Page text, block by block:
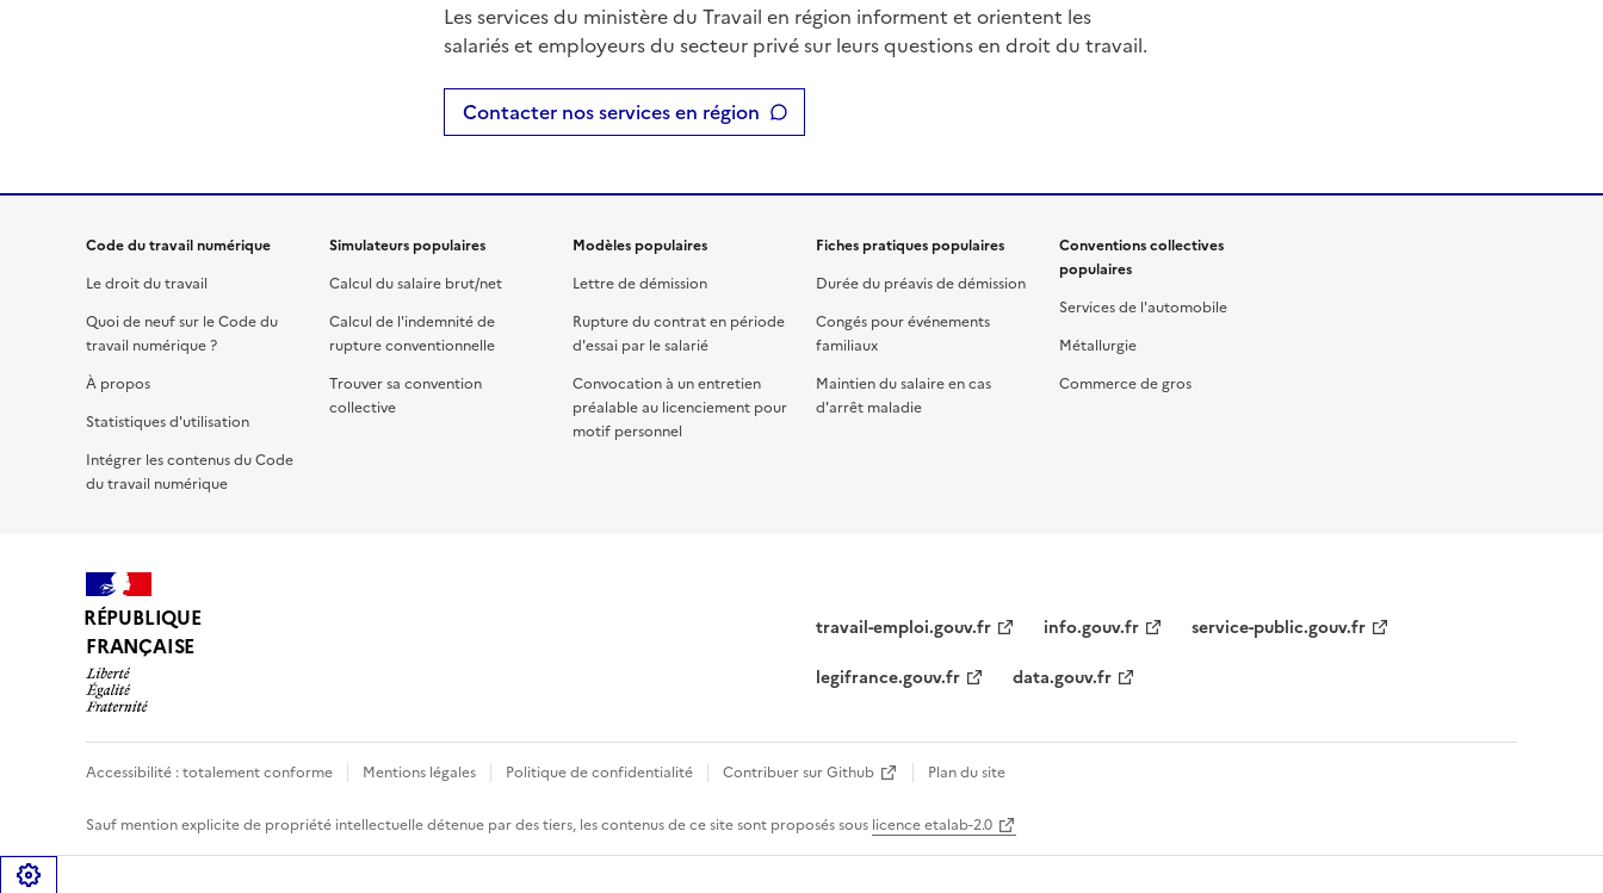
Les services du ministère du Travail en région informent et orientent les
salariés et employeurs du secteur privé sur leurs questions en droit du travail.
Contacter nos services en région
Code du travail numérique
Le droit du travail
Quoi de neuf sur le Code du
travail numérique ?
À propos
Statistiques d'utilisation
Intégrer les contenus du Code
du travail numérique
Simulateurs populaires
Calcul du salaire brut/net
Calcul de l'indemnité de
rupture conventionnelle
Trouver sa convention
collective
Modèles populaires
Lettre de démission
Rupture du contrat en période
d'essai par le salarié
Convocation à un entretien
préalable au licenciement pour
motif personnel
Fiches pratiques populaires
Durée du préavis de démission
Congés pour événements
familiaux
Maintien du salaire en cas
d'arrêt maladie
Conventions collectives
populaires
Services de l'automobile
Métallurgie
Commerce de gros
RÉPUBLIQUE
FRANÇAISE
travail-emploi.gouv.fr info.gouv.fr
service-public.gouv.fr
legifrance.gouv.fr
data.gouv.fr
Accessibilité : totalement conforme Mentions légales Politique de confidentialité Contribuer sur Github Plan du site
Sauf mention explicite de propriété intellectuelle détenue par des tiers, les contenus de ce site sont proposés sous licence etalab-2.0